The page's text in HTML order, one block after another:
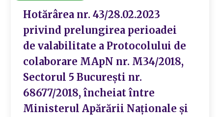
Hotărârea nr. 43/28.02.2023
privind prelungirea perioadei
de valabilitate a Protocolului de
colaborare MApN nr. M34/2018,
Sectorul 5 București nr.
68677/2018, încheiat între
Ministerul Apărării Naționale și